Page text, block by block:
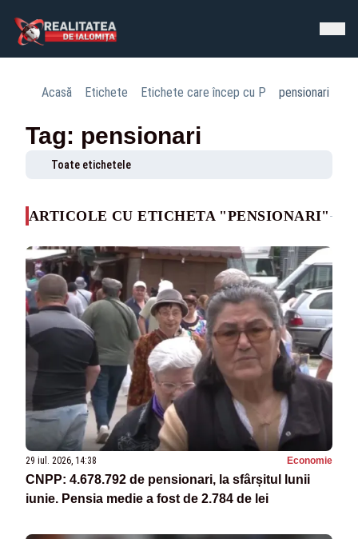
Acasă Etichete Etichete care încep cu P pensionari
Tag: pensionari
Toate etichetele
ARTICOLE CU ETICHETA "PENSIONARI"
29 iul. 2026, 14:38 Economie
CNPP: 4.678.792 de pensionari, la sfârșitul lunii
iunie. Pensia medie a fost de 2.784 de lei